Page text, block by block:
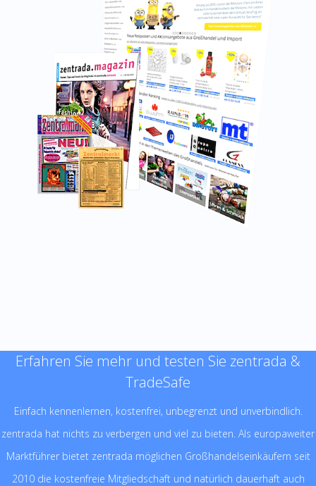
Erfahren Sie mehr und testen Sie zentrada &
TradeSafe
Einfach kennenlernen, kostenfrei, unbegrenzt und unverbindlich.
zentrada hat nichts zu verbergen und viel zu bieten. Als europaweiter
Marktführer bietet zentrada möglichen Großhandelseinkäufern seit
2010 die kostenfreie Mitgliedschaft und natürlich dauerhaft auch